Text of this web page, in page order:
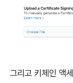
그리고 키체인 액